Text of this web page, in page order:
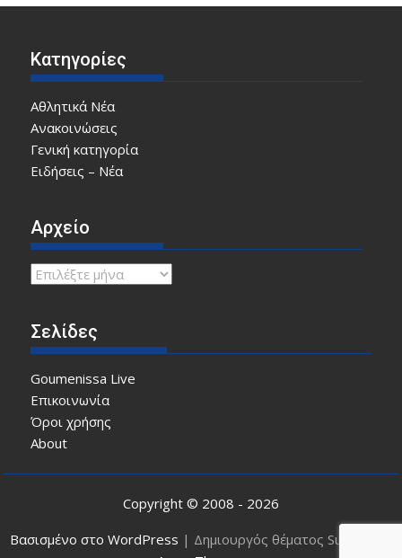
Κατηγορίες
Αθλητικά Νέα
Ανακοινώσεις
Γενική κατηγορία
Ειδήσεις – Νέα
Αρχείο
Αρχείο
Σελίδες
Goumenissa Live
Επικοινωνία
Όροι χρήσης
About
Copyright © 2008 - 2026
Βασισμένο στο WordPress | Δημιουργός θέματος SuperMag: